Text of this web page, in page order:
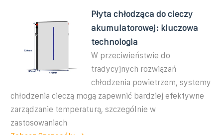
Płyta chłodząca do cieczy
akumulatorowej: kluczowa
technologia
W przeciwieństwie do
tradycyjnych rozwiązań
chłodzenia powietrzem, systemy
chłodzenia cieczą mogą zapewnić bardziej efektywne
zarządzanie temperaturą, szczególnie w
zastosowaniach